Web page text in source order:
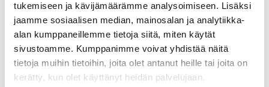
tukemiseen ja kävijämäärämme analysoimiseen. Lisäksi
jaamme sosiaalisen median, mainosalan ja analytiikka-
alan kumppaneillemme tietoja siitä, miten käytät
sivustoamme. Kumppanimme voivat yhdistää näitä
tietoja muihin tietoihin, joita olet antanut heille tai joita on
kerätty, kun olet käyttänyt heidän palvelujaan.
Pe 03.11. klo 19
Su 5.11. klo 17
Ti 7.11.klo 19
Ke 8.11.klo 19